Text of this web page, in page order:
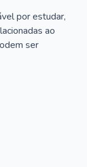
por estudar,
ao
ser